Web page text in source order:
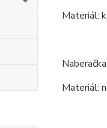
Materiál:
Naberačka
Materiál: